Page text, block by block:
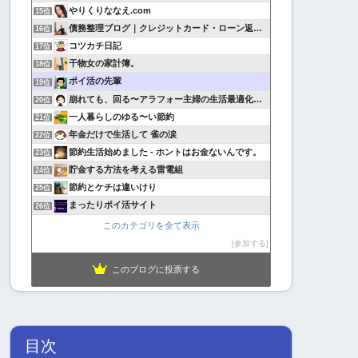
15位 やりくりななえ.com
16位 債務整理ブログ｜クレジットカード・ローン返済で悩んでいる方へ
17位 コツカチ日記
18位 干物女の家計簿。
19位 ポイ活の先輩
20位 崩れても、回る〜アラフォー主婦の生活最適化日記
21位 一人暮らしのゆる〜い節約
22位 年金だけで生活して 雀の涙
23位 節約生活始めました - ホントはお金ないんです。
24位 貯金する方法を考える雷電組
25位 節約とケチは違いけり
26位 まったりポイ活サイト
このカテゴリを全て表示
参加する
このブログに投票する
目次